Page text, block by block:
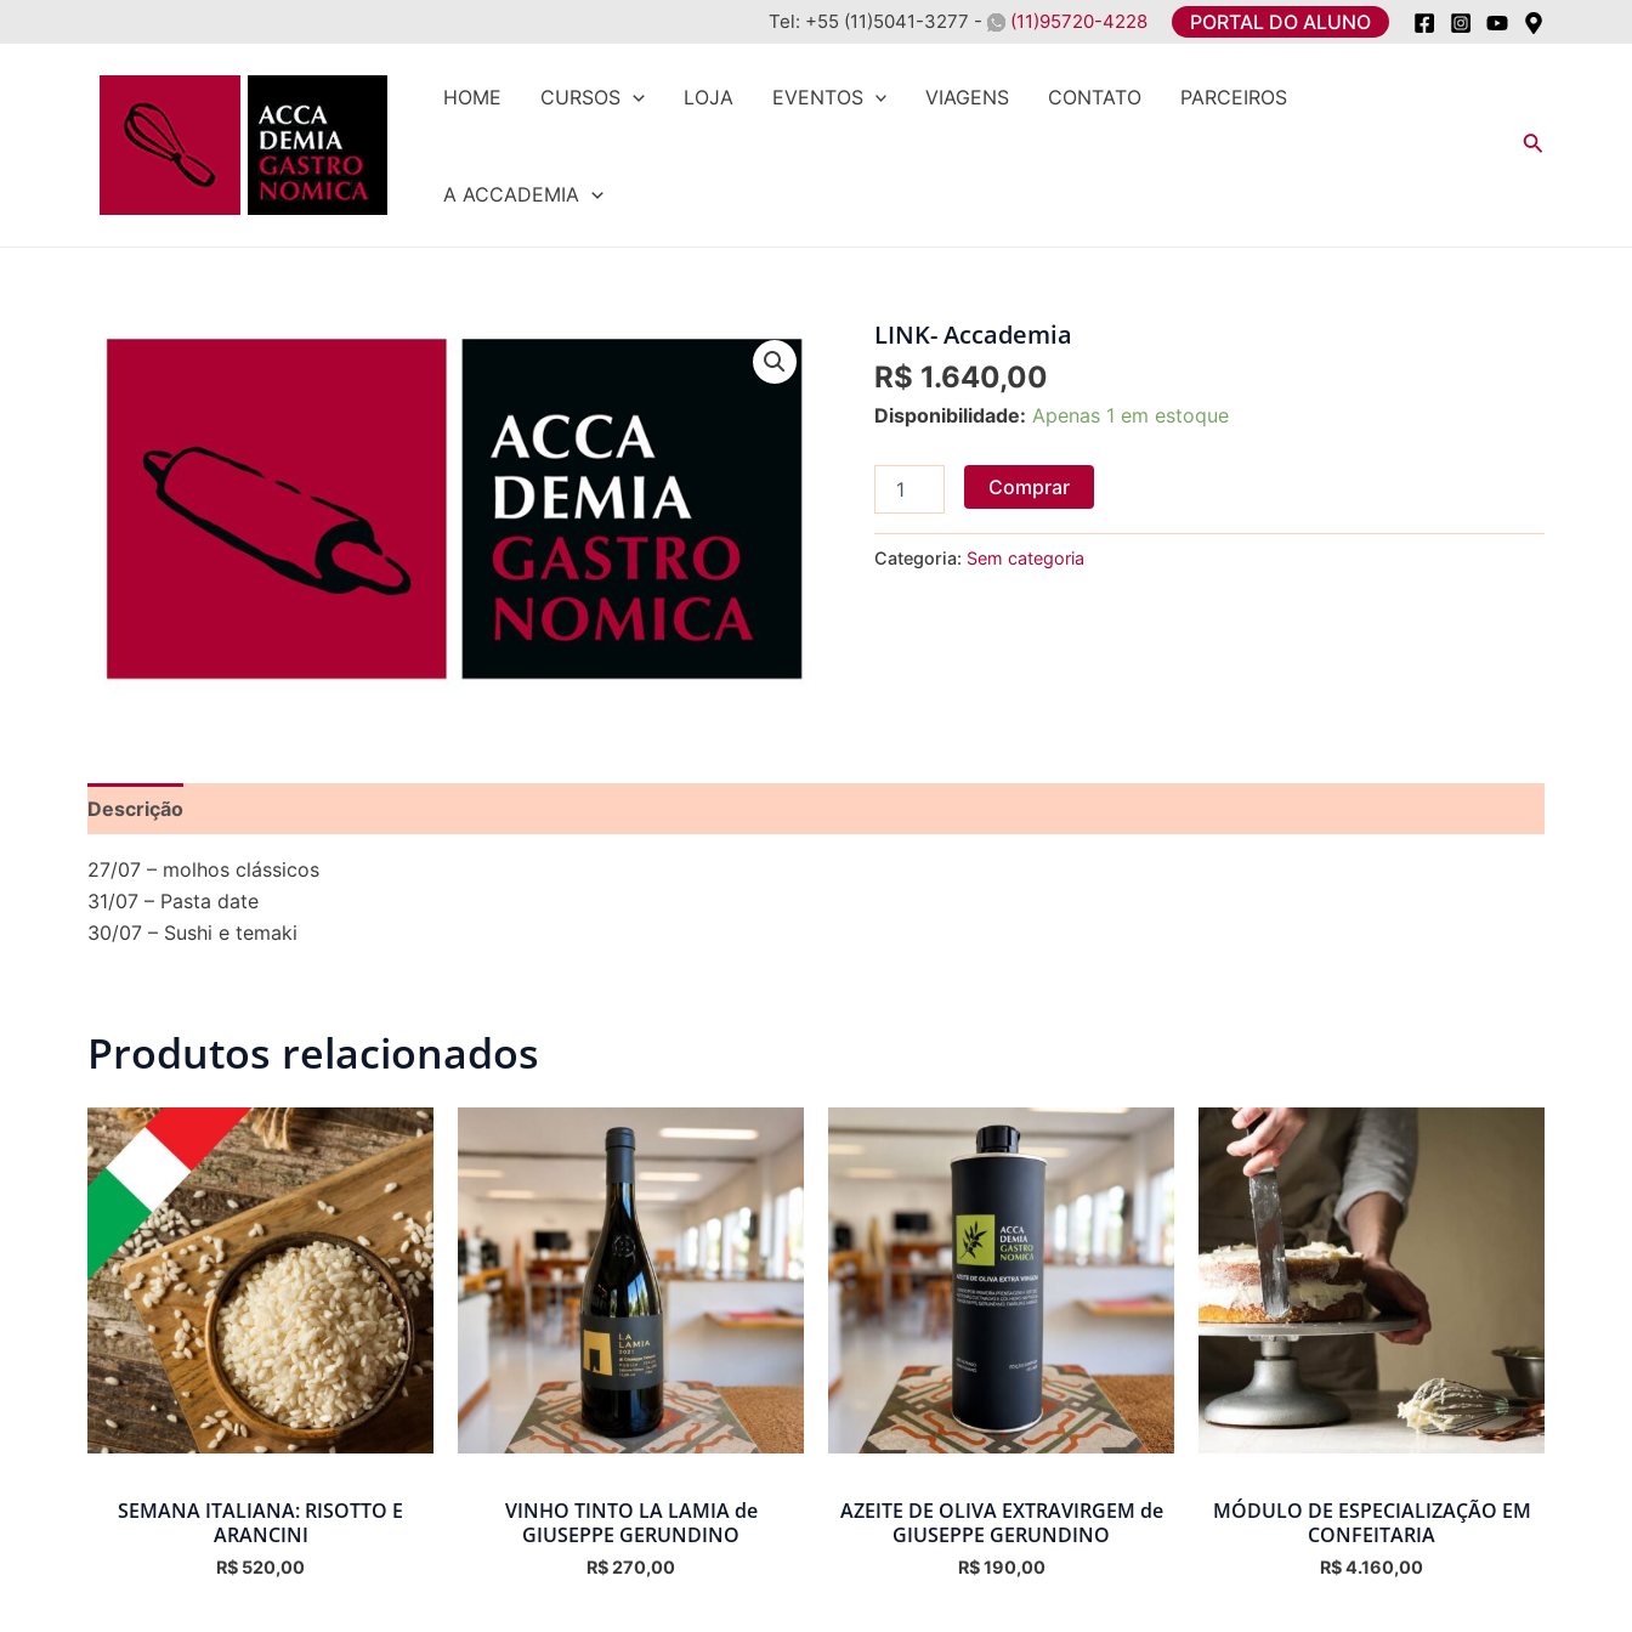
Tel: +55 (11)5041-3277 - (11)95720-4228 PORTAL DO ALUNO
HOME CURSOS LOJA EVENTOS VIAGENS CONTATO PARCEIROS
A ACCADEMIA
Pesquisar
LINK- Accademia
R$ 1.640,00
Disponibilidade: Apenas 1 em estoque
LINK-
quantidade
Comprar
Categoria: Sem categoria
Descrição
27/07 – molhos clássicos
31/07 – Pasta date
30/07 – Sushi e temaki
Produtos relacionados
SEMANA ITALIANA: RISOTTO E
ARANCINI
R$ 520,00
VINHO TINTO LA LAMIA de
GIUSEPPE GERUNDINO
R$270,00
AZEITE DE OLIVA EXTRAVIRGEM de
GIUSEPPE GERUNDINO
R$190,00
MÓDULO DE ESPECIALIZAÇÃO EM
CONFEITARIA
R$4.160,00